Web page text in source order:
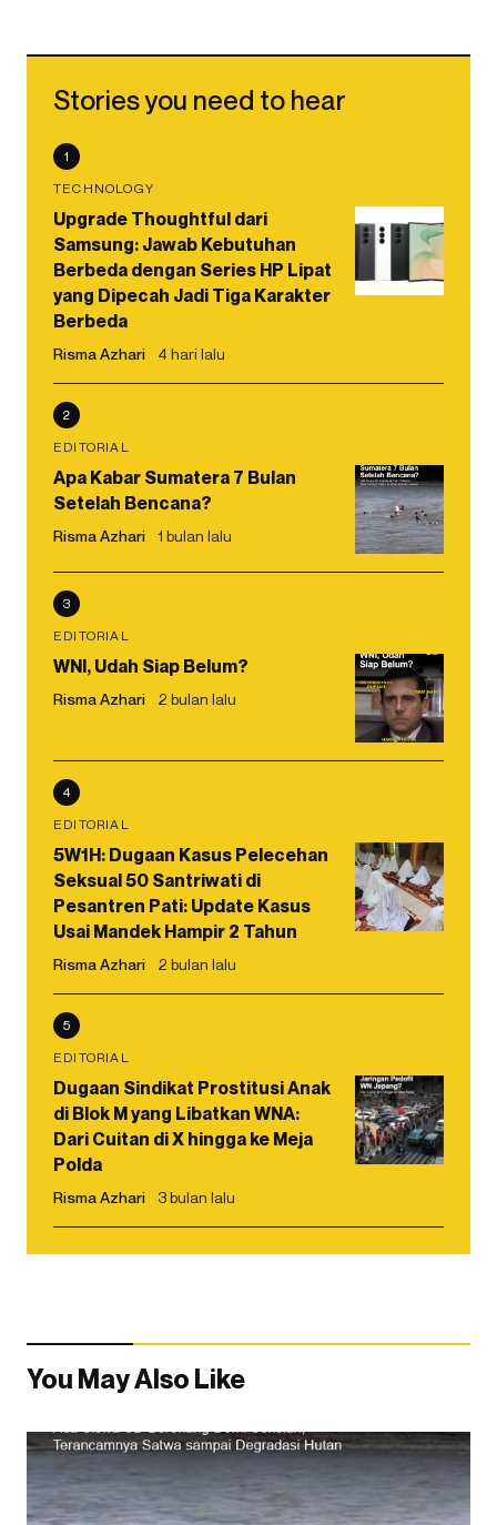
Stories you need to hear
1
TECHNOLOGY
Upgrade Thoughtful dari
Samsung: Jawab Kebutuhan
Berbeda dengan Series HP Lipat
yang Dipecah Jadi Tiga Karakter
Berbeda
Risma Azhari 4 hari lalu
2
EDITORIAL
Apa Kabar Sumatera 7 Bulan
Setelah Bencana?
Risma Azhari 1 bulan lalu
3
EDITORIAL
WNI, Udah Siap Belum?
Risma Azhari 2 bulan lalu
4
EDITORIAL
5W1H: Dugaan Kasus Pelecehan
Seksual 50 Santriwati di
Pesantren Pati: Update Kasus
Usai Mandek Hampir 2 Tahun
Risma Azhari 2 bulan lalu
5
EDITORIAL
Dugaan Sindikat Prostitusi Anak
di Blok M yang Libatkan WNA:
Dari Cuitan di X hingga ke Meja
Polda
Risma Azhari 3 bulan lalu
You May Also Like